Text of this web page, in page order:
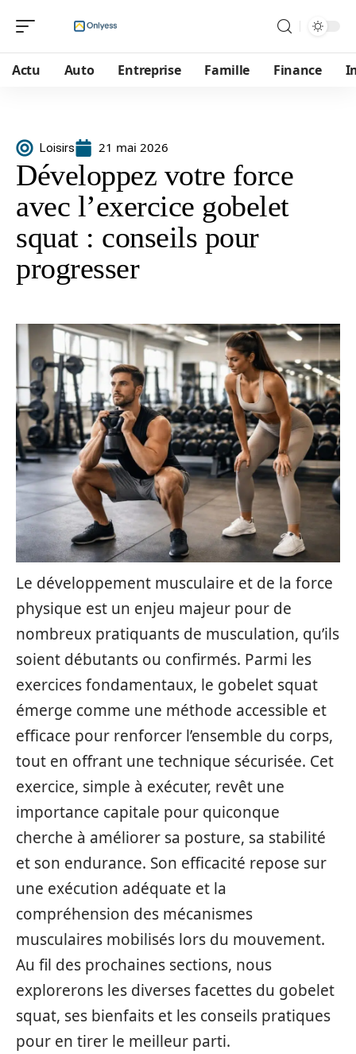
Actu Auto Entreprise Famille Finance
Loisirs 21 mai 2026
Développez votre force
avec l’exercice gobelet
squat : conseils pour
progresser
Le développement musculaire et de la force
physique est un enjeu majeur pour de
nombreux pratiquants de musculation, qu’ils
soient débutants ou confirmés. Parmi les
exercices fondamentaux, le gobelet squat
émerge comme une méthode accessible et
efficace pour renforcer l’ensemble du corps,
tout en offrant une technique sécurisée. Cet
exercice, simple à exécuter, revêt une
importance capitale pour quiconque
cherche à améliorer sa posture, sa stabilité
et son endurance. Son efficacité repose sur
une exécution adéquate et la
compréhension des mécanismes
musculaires mobilisés lors du mouvement.
Au fil des prochaines sections, nous
explorerons les diverses facettes du gobelet
squat, ses bienfaits et les conseils pratiques
pour en tirer le meilleur parti.